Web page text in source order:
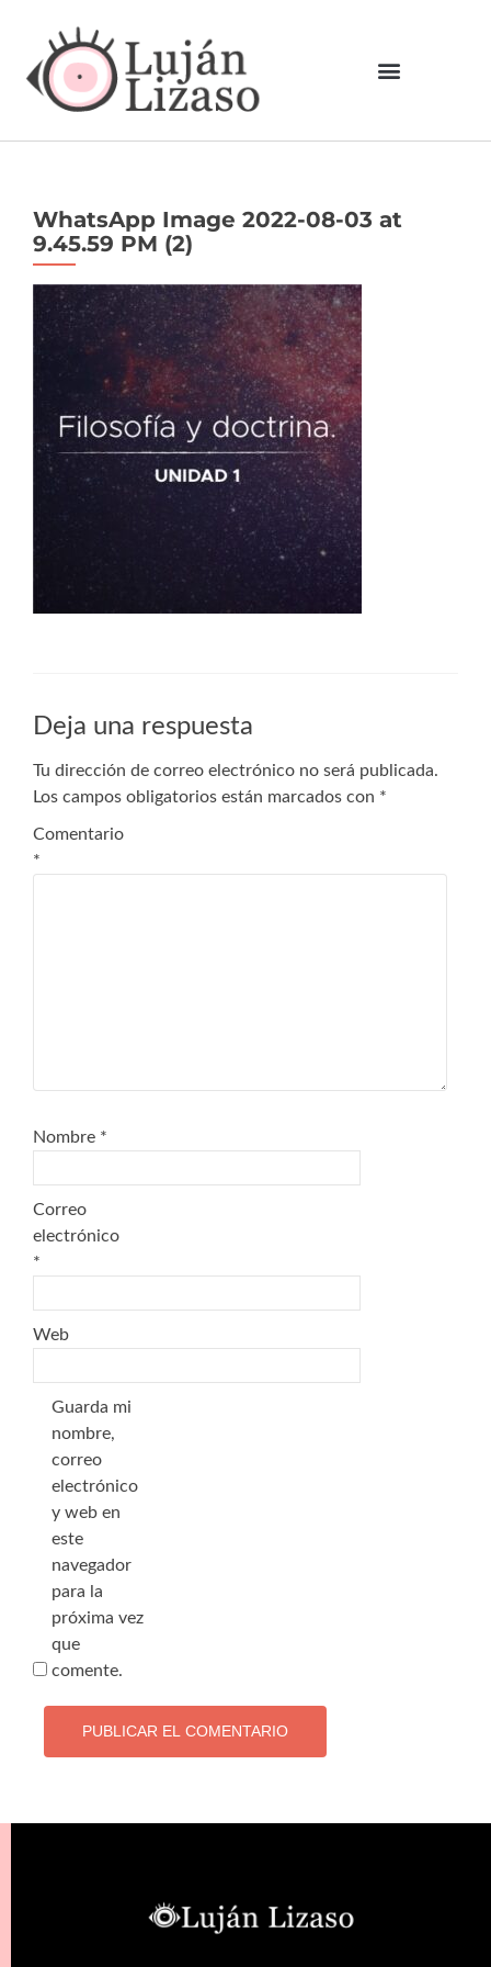
WhatsApp Image 2022-08-03 at
9.45.59 PM (2)
Deja una respuesta
Tu dirección de correo electrónico no será publicada.
Los campos obligatorios están marcados con *
Comentario
*
Nombre *
Correo
electrónico
*
Web
Guarda mi
nombre,
correo
electrónico
y web en
este
navegador
para la
próxima vez
que
comente.